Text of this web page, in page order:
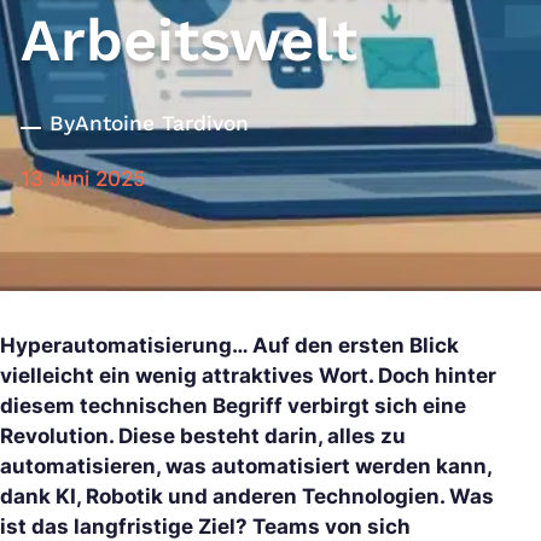
Arbeitswelt
ByAntoine Tardivon
13 Juni 2025
Hyperautomatisierung… Auf den ersten Blick
vielleicht ein wenig attraktives Wort. Doch hinter
diesem technischen Begriff verbirgt sich eine
Revolution. Diese besteht darin, alles zu
automatisieren, was automatisiert werden kann,
dank KI, Robotik und anderen Technologien. Was
ist das langfristige Ziel? Teams von sich